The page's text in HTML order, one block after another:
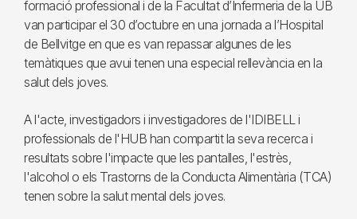
formació professional i de la Facultat d’Infermeria de la UB
van participar el 30 d’octubre en una jornada a l’Hospital
de Bellvitge en que es van repassar algunes de les
temàtiques que avui tenen una especial rellevància en la
salut dels joves.
A l'acte, investigadors i investigadores de l'IDIBELL i
professionals de l'HUB han compartit la seva recerca i
resultats sobre l'impacte que les pantalles, l'estrès,
l'alcohol o els Trastorns de la Conducta Alimentària (TCA)
tenen sobre la salut mental dels joves.